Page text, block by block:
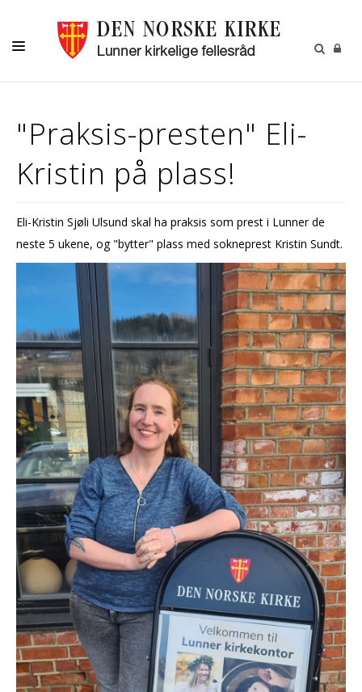
BARN OG UNGE
OM OSS
MENIGHETSBLADET
KALENDER
"Praksis-presten" Eli-
Kristin på plass!
Eli-Kristin Sjøli Ulsund skal ha praksis som prest i Lunner de
neste 5 ukene, og "bytter" plass med sokneprest Kristin Sundt.